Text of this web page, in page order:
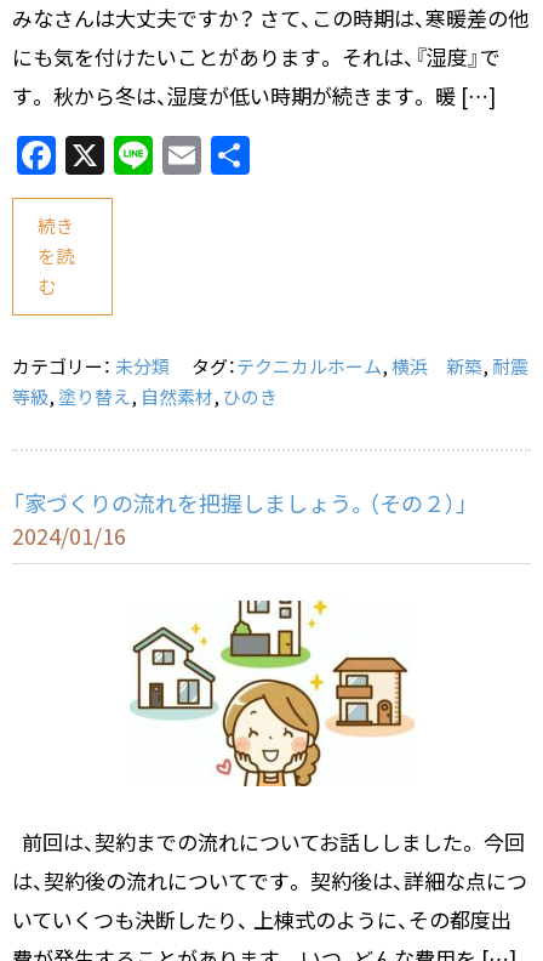
みなさんは大丈夫ですか？ さて、この時期は、寒暖差の他
にも気を付けたいことがあります。 それは、『湿度』で
す。 秋から冬は、湿度が低い時期が続きます。 暖 […]
F
a
c
e
b
o
o
X Li
n
E
m
続き
を読
む
カテゴリー： 未分類 タグ：テクニカルホーム,横浜 新築, 耐震
等級,塗り替え, 自然素材, ひのき
「家づくりの流れを把握しましょう。（その２）」
2024/01/16
前回は、契約までの流れについてお話ししました。 今回
は、契約後の流れについてです。 契約後は、詳細な点につ
いていくつも決断したり、 上棟式のように、その都度出